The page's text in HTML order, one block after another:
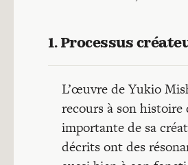
1. Processus
L’œuvre de Yukio
recours à son histoire
importante de sa
décrits ont des